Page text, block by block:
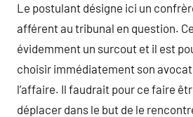
Le postulant désigne ici un
afférent au tribunal en question.
évidemment un surcout et il est
choisir immédiatement son
l’affaire. Il faudrait pour ce faire
déplacer dans le but de le